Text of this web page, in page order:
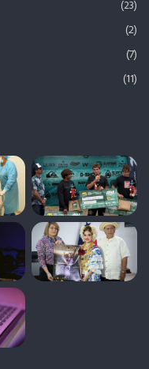
(23)
(2)
(7)
(11)